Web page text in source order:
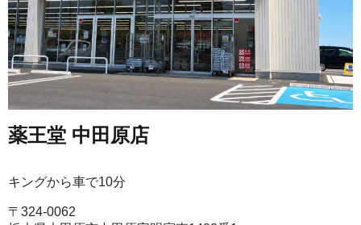
薬王堂 中田原店
キングから車で10分
〒324-0062